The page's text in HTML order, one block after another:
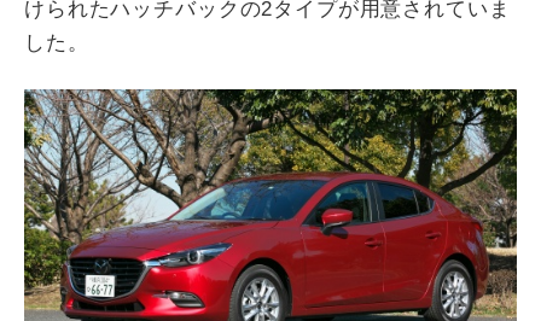
けられたハッチバックの2タイプが用意されていま
した。